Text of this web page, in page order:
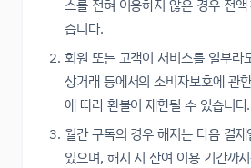
스를 전혀 이용하지 않은 경우 전
습니다.
회원 또는 고객이 서비스를 일부라
상거래 등에서의 소비자보호에 관
에 따라 환불이 제한될 수 있습니다.
월간 구독의 경우 해지는 다음 결
있으며, 해지 시 잔여 이용 기간까